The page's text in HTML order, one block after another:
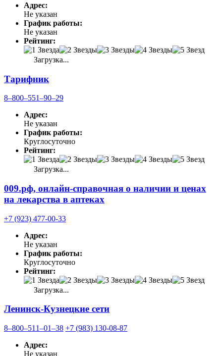
Адрес:
Не указан
График работы:
Не указан
Рейтинг:
Загрузка...
Тарифник
8‒800‒551‒90‒29
Адрес:
Не указан
График работы:
Круглосуточно
Рейтинг:
Загрузка...
009.рф, онлайн-справочная о наличии и ценах
на лекарства в аптеках
+7 (923) 477-00-33
Адрес:
Не указан
График работы:
Круглосуточно
Рейтинг:
Загрузка...
Ленинск-Кузнецкие сети
8‒800‒511‒01‒38 +7 (983) 130-08-87
Адрес:
Не указан